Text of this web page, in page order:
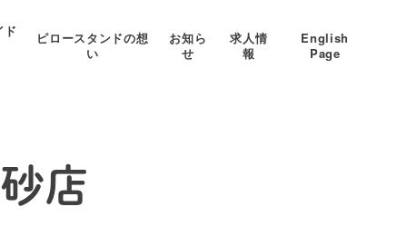
ド
ピロースタンドの想
い
お知ら
せ
求人情
報
English
Page
店